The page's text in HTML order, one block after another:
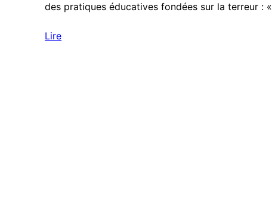
des pratiques éducatives fondées sur la terreur :
Lire